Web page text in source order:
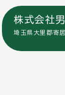
株式会社
埼玉県大里郡寄